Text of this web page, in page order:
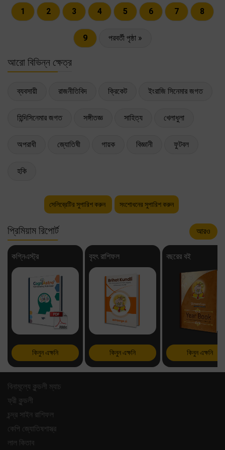
1 2 3 4 5 6 7 8
9 পরবর্তী পৃষ্ঠা »
আরো বিভিন্ন ক্ষেত্র
ব্যবসায়ী রাজনীতিবিদ ক্রিকেট ইংরাজি সিনেমার জগত
হিন্দিসিনেমার জগত সঙ্গীতজ্ঞ সাহিত্য খেলাধুলা
অপরাধী জ্যোতিষী গায়ক বিজ্ঞানী ফুটবল
হকি
সেলিব্রেটির সুপারিশ করুন সংশোধনের সুপারিশ করুন
প্রিমিয়াম রিপোর্ট আরও
কগ্নিএস্ট্র
কিনুন এক্ষনি
বৃহৎ রাশিফল
কিনুন এক্ষনি
বছরের বই
কিনুন এক্ষনি
বিনামূল্যে কুন্ডলী ম্যাচ
ফ্রী কুন্ডলী
চন্দ্র সাইন রাশিফল
কেপি জ্যোতিষশাস্ত্র
লাল কিতাব